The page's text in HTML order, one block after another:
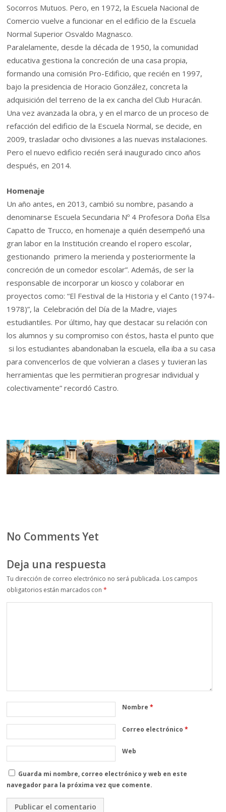
Socorros Mutuos. Pero, en 1972, la Escuela Nacional de
Comercio vuelve a funcionar en el edificio de la Escuela
Normal Superior Osvaldo Magnasco.
Paralelamente, desde la década de 1950, la comunidad
educativa gestiona la concreción de una casa propia,
formando una comisión Pro-Edificio, que recién en 1997,
bajo la presidencia de Horacio González, concreta la
adquisición del terreno de la ex cancha del Club Huracán.
Una vez avanzada la obra, y en el marco de un proceso de
refacción del edificio de la Escuela Normal, se decide, en
2009, trasladar ocho divisiones a las nuevas instalaciones.
Pero el nuevo edificio recién será inaugurado cinco años
después, en 2014.
Homenaje
Un año antes, en 2013, cambió su nombre, pasando a
denominarse Escuela Secundaria Nº 4 Profesora Doña Elsa
Capatto de Trucco, en homenaje a quién desempeñó una
gran labor en la Institución creando el ropero escolar,
gestionando primero la merienda y posteriormente la
concreción de un comedor escolar”. Además, de ser la
responsable de incorporar un kiosco y colaborar en
proyectos como: “El Festival de la Historia y el Canto (1974-
1978)”, la Celebración del Día de la Madre, viajes
estudiantiles. Por último, hay que destacar su relación con
los alumnos y su compromiso con éstos, hasta el punto que
si los estudiantes abandonaban la escuela, ella iba a su casa
para convencerlos de que volvieran a clases y tuvieran las
herramientas que les permitieran progresar individual y
colectivamente” recordó Castro.
No Comments Yet
Deja una respuesta
Tu dirección de correo electrónico no será publicada. Los campos
obligatorios están marcados con*
Nombre*
Correo electrónico*
Web
Guarda mi nombre, correo electrónico y web en este
navegador para la próxima vez que comente.